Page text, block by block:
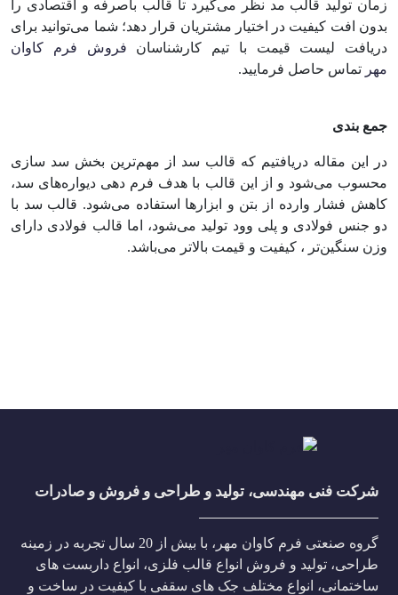
زمان تولید قالب مد نظر می‌گیرد تا قالب باصرفه و اقتصادی را
بدون افت کیفیت در اختیار مشتریان قرار دهد؛ شما می‌توانید برای
دریافت لیست قیمت با تیم کارشناسان فروش فرم کاوان
مهر تماس حاصل فرمایید.
جمع بندی
در این مقاله دریافتیم که قالب سد از مهم‌ترین بخش سد سازی
محسوب می‌شود و از این قالب با هدف فرم دهی دیواره‌های سد،
کاهش فشار وارده از بتن و ابزارها استفاده می‌شود. قالب‌ سد با
دو جنس فولادی و پلی وود تولید می‌شود، اما قالب فولادی دارای
وزن سنگین‌تر ، کیفیت و قیمت بالاتر می‌باشد.
شرکت فنی مهندسی، تولید و طراحی و فروش و صادرات
گروه صنعتی فرم کاوان مهر، با بیش از 20 سال تجربه در زمینه
طراحی، تولید و فروش انواع قالب فلزی، انواع داربست های
ساختمانی، انواع مختلف جک های سقفی با کیفیت در ساخت و